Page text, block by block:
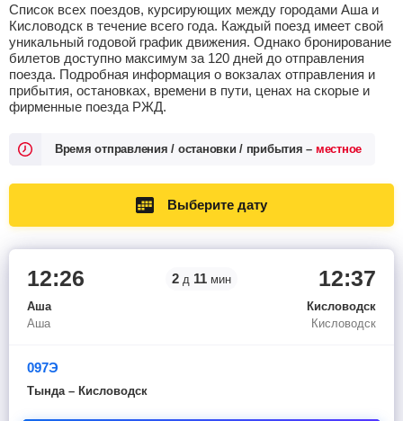
Список всех поездов, курсирующих между городами Аша и
Кисловодск в течение всего года. Каждый поезд имеет свой
уникальный годовой график движения. Однако бронирование
билетов доступно максимум за 120 дней до отправления
поезда. Подробная информация о вокзалах отправления и
прибытия, остановках, времени в пути, ценах на скорые и
фирменные поезда РЖД.
Время отправления / остановки / прибытия – местное
Выберите дату
12:26
Аша
Аша
2 д 11 мин 12:37
Кисловодск
Кисловодск
097Э
Тында – Кисловодск